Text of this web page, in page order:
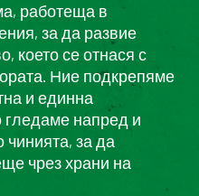
работеща в
за да развие
което се отнася с
Ние подкрепяме
и единна
гледаме напред и
чинията, за да
чрез храни на